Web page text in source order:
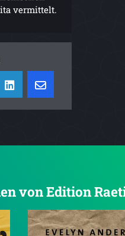
vermittelt.
von Edition